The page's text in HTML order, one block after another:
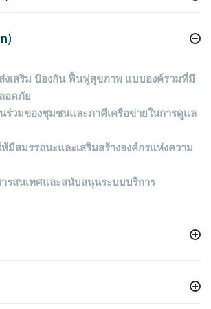
งเสริม ป้องกัน ฟื้นฟูสุขภาพ แบบองค์รวมที่มี
อดภัย
นร่วมของชุมชนและภาคีเครือข่ายในการดูแล
มีสมรรถนะและเสริมสร้างองค์กรแห่งความ
สนเทศและสนับสนุนระบบบริการ